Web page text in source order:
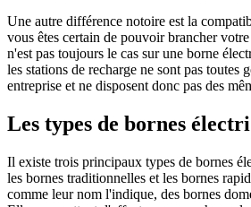
Une autre différence notoire est la
vous êtes certain de pouvoir brancher
n'est pas toujours le cas sur une borne
les stations de recharge ne sont pas toutes
entreprise et ne disposent donc pas des
Les types de bornes
Il existe trois principaux types de bornes
les bornes traditionnelles et les bornes
comme leur nom l'indique, des bornes